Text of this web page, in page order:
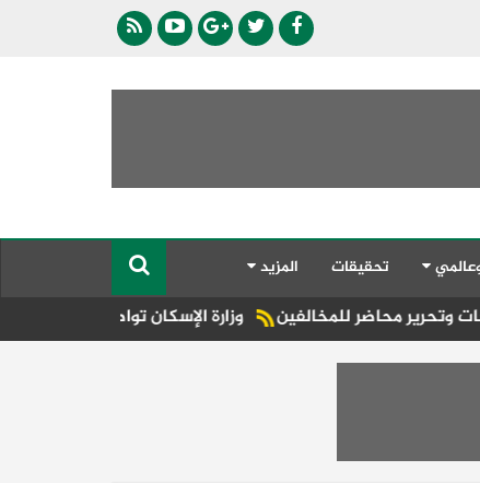
تحقيقات المزيد
وزارة الإسكان تواصل طرح فرص استثمارية متنوعة